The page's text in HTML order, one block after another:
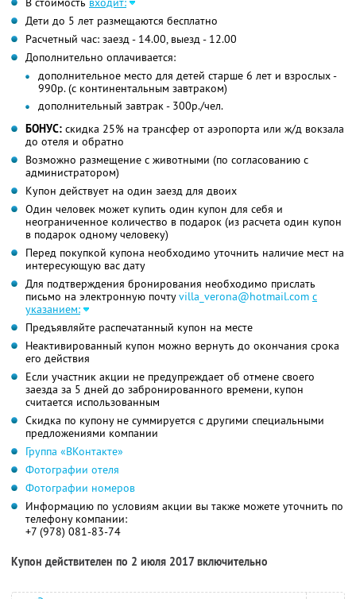
Дети до 5 лет размещаются бесплатно
Расчетный час: заезд - 14.00, выезд - 12.00
Дополнительно оплачивается:
дополнительное место для детей старше 6 лет и взрослых -
990р. (с континентальным завтраком)
дополнительный завтрак - 300р./чел.
БОНУС: скидка 25% на трансфер от аэропорта или ж/д вокзала
до отеля и обратно
Возможно размещение с животными (по согласованию с
администратором)
Купон действует на один заезд для двоих
Один человек может купить один купон для себя и
неограниченное количество в подарок (из расчета один купон
в подарок одному человеку)
Перед покупкой купона необходимо уточнить наличие мест на
интересующую вас дату
Для подтверждения бронирования необходимо прислать
письмо на электронную почтуvilla_verona@hotmail.com с
указанием:
Предъявляйте распечатанный купон на месте
Неактивированный купон можно вернуть до окончания срока
его действия
Если участник акции не предупреждает об отмене своего
заезда за 5 дней до забронированного времени, купон
считается использованным
Скидка по купону не суммируется с другими специальными
предложениями компании
Группа «ВКонтакте»
Фотографии отеля
Фотографии номеров
Информацию по условиям акции вы также можете уточнить по
телефону компании:
+7 (978) 081-83-74
Купон действителен по 2 июля 2017 включительно